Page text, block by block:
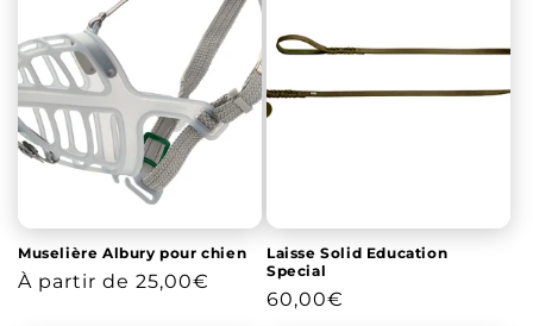
Muselière Albury pour chien
Prix
À partir de 25,00€
Laisse Solid Education
Special
Prix
60,00€